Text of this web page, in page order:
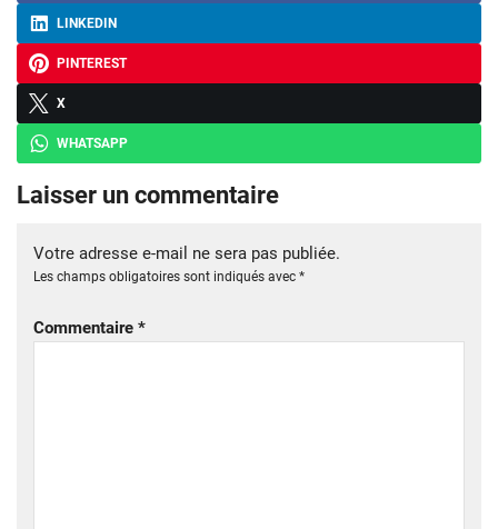
LINKEDIN
PINTEREST
X
WHATSAPP
Laisser un commentaire
Votre adresse e-mail ne sera pas publiée.
Les champs obligatoires sont indiqués avec *
Commentaire *